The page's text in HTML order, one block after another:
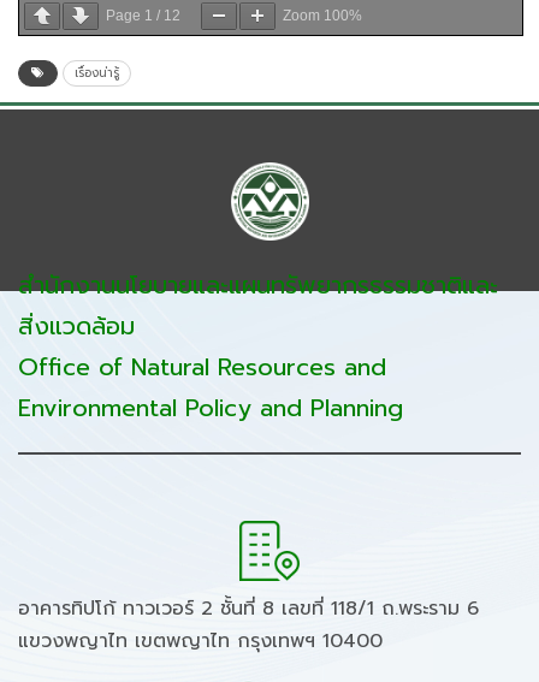
Page 1 / 12 Zoom 100%
เรื่องน่ารู้
สำนักงานนโยบายและแผนทรัพยากรธรรมชาติและ
สิ่งแวดล้อม
Office of Natural Resources and
Environmental Policy and Planning
อาคารทิปโก้ ทาวเวอร์ 2 ชั้นที่ 8 เลขที่ 118/1 ถ.พระราม 6
แขวงพญาไท เขตพญาไท กรุงเทพฯ 10400